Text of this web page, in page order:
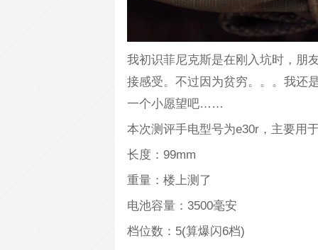
我初识菲尼克斯是在刚入坑时，朋
接感受。不过因为贫穷。。。我还
一个小愿望吧……
本次测评手电型号为e30r，主要用
长度：99mm
重量：楼上测了
电池容量：3500毫安
档位数：5(算爆闪6档)